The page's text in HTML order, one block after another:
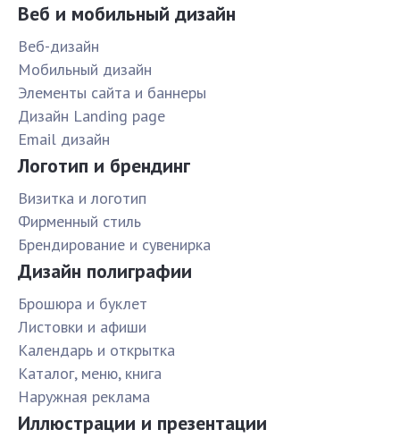
Веб и мобильный дизайн
Веб-дизайн
Мобильный дизайн
Элементы сайта и баннеры
Дизайн Landing page
Email дизайн
Логотип и брендинг
Визитка и логотип
Фирменный стиль
Брендирование и сувенирка
Дизайн полиграфии
Брошюра и буклет
Листовки и афиши
Календарь и открытка
Каталог, меню, книга
Наружная реклама
Иллюстрации и презентации